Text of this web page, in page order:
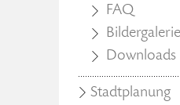
FAQ
Bildergalerie
Downloads
Stadtplanung